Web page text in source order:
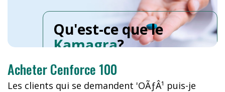
Qu'est-ce que le
Kamagra?
Acheter Cenforce 100
Les clients qui se demandent 'OÃƒÂ¹ puis-je